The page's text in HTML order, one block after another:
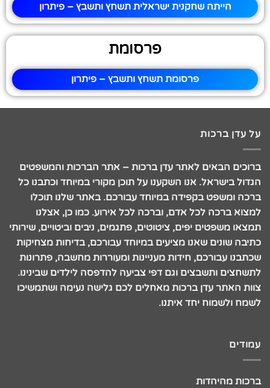
הייתה שחקנית ישראלית תשחץ ותשבץ – פיתרון
פרסומת
פרסומת תשחץ ותשבץ – פיתרון
על עדן ברכות
ברוכים הבאים לאתר עדן ברכות – אתר הברכות והמשפטים
הגדול בישראל. אנו השקענו על תוכן מקורי במיוחד וכתבנו כל
ברכה ומשפט בקפידה במיוחד עבורכם. באתר שלנו תוכלו
למצוא ברכה לכל אדם, וברכה לכל אירוע. כמו כן, אצלנו
תמצאו משפטים יפים, ציטוטים, פתגמים, ניבים וביטויים, שירותי
כתיבה שונים שאנו מציעים במיוחד עבורכם, בדיחות מצחיקות
שכתבנו עבורכם, חידות מעניינות ומעוררות מחשבה, פתרונות
לתשחצים ותשבצים וגם דפי צביעה להדפסה לילדים שבינינו.
צוות האתר עדן ברכות מאחלים לכם גלישה נעימה ושתמשיכו
לשמח ולשמוח יחד איתנו.
עמודים
ברכות מהיהדות